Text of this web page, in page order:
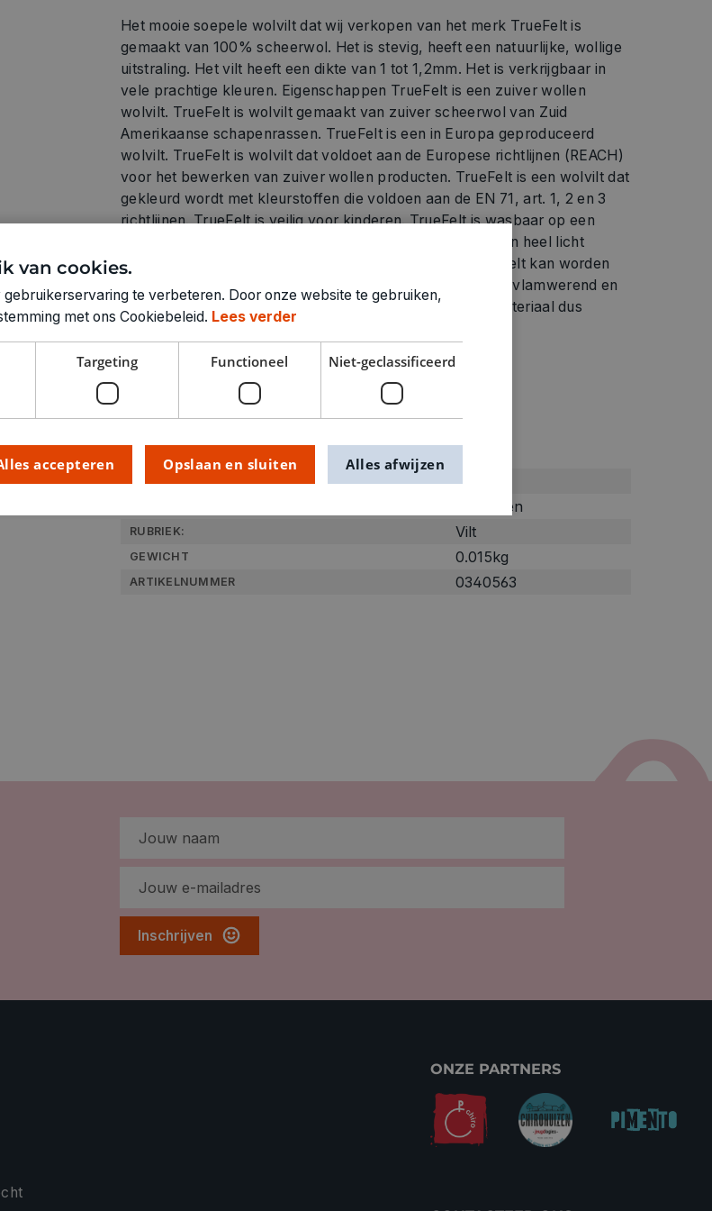
Het mooie soepele wolvilt dat wij verkopen van het merk TrueFelt is
gemaakt van 100% scheerwol. Het is stevig, heeft een natuurlijke, wollige
uitstraling. Het vilt heeft een dikte van 1 tot 1,2mm. Het is verkrijgbaar in
vele prachtige kleuren. Eigenschappen TrueFelt is een zuiver wollen
wolvilt. TrueFelt is wolvilt gemaakt van zuiver scheerwol van Zuid
Amerikaanse schapenrassen. TrueFelt is een in Europa geproduceerd
wolvilt. TrueFelt is wolvilt dat voldoet aan de Europese richtlijnen (REACH)
voor het bewerken van zuiver wollen producten. TrueFelt is een wolvilt dat
gekleurd wordt met kleurstoffen die voldoen aan de EN 71, art. 1, 2 en 3
richtlijnen. TrueFelt is veilig voor kinderen. TrueFelt is wasbaar op een
wolwasprogramma van maximaal 30 graden. TrueFelt kan heel licht
krimpen, maar dat is doorgaans niet meer dan 5%. TrueFelt kan worden
gestreken op een middelwarme termperatuur. TrueFelt is vlamwerend en
warmte- en geluidsisolerend. TrueFelt is 100 % zuiver materiaal dus
Technische specificaties
Groen
grijsgroen
RUBRIEK: Vilt
GEWICHT 0.015kg
ARTIKELNUMMER 0340563
Inschrijven
ONZE PARTNERS
van cookies.
te verbeteren. Door onze website te gebruiken,
met ons Cookiebeleid. Lees verder
Targeting Functioneel Niet-geclassificeerd
Opslaan en sluiten
accepteren Alles afwijzen